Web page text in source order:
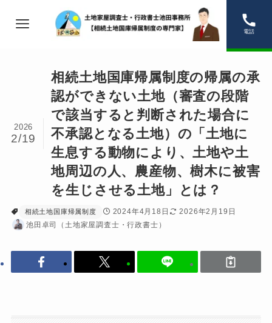
電話
相続土地国庫帰属制度の帰属の承
認ができない土地（審査の段階
で該当すると判断された場合に
不承認となる土地）の「土地に
生息する動物により、土地や土
地周辺の人、農産物、樹木に被害
を生じさせる土地」とは？
2026
2/19
相続土地国庫帰属制度 2024年4月18日
2026年2月19日
池田卓司（土地家屋調査士・行政書士）